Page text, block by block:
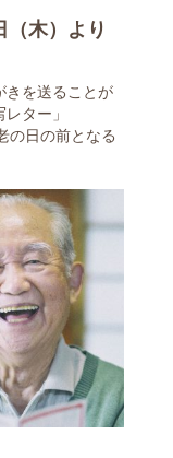
（木）より
きを送ることが
ター」
の日の前となる